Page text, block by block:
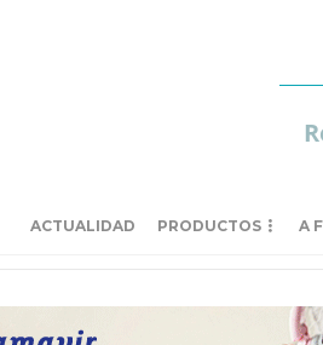
ACTUALIDAD PRODUCTOS A